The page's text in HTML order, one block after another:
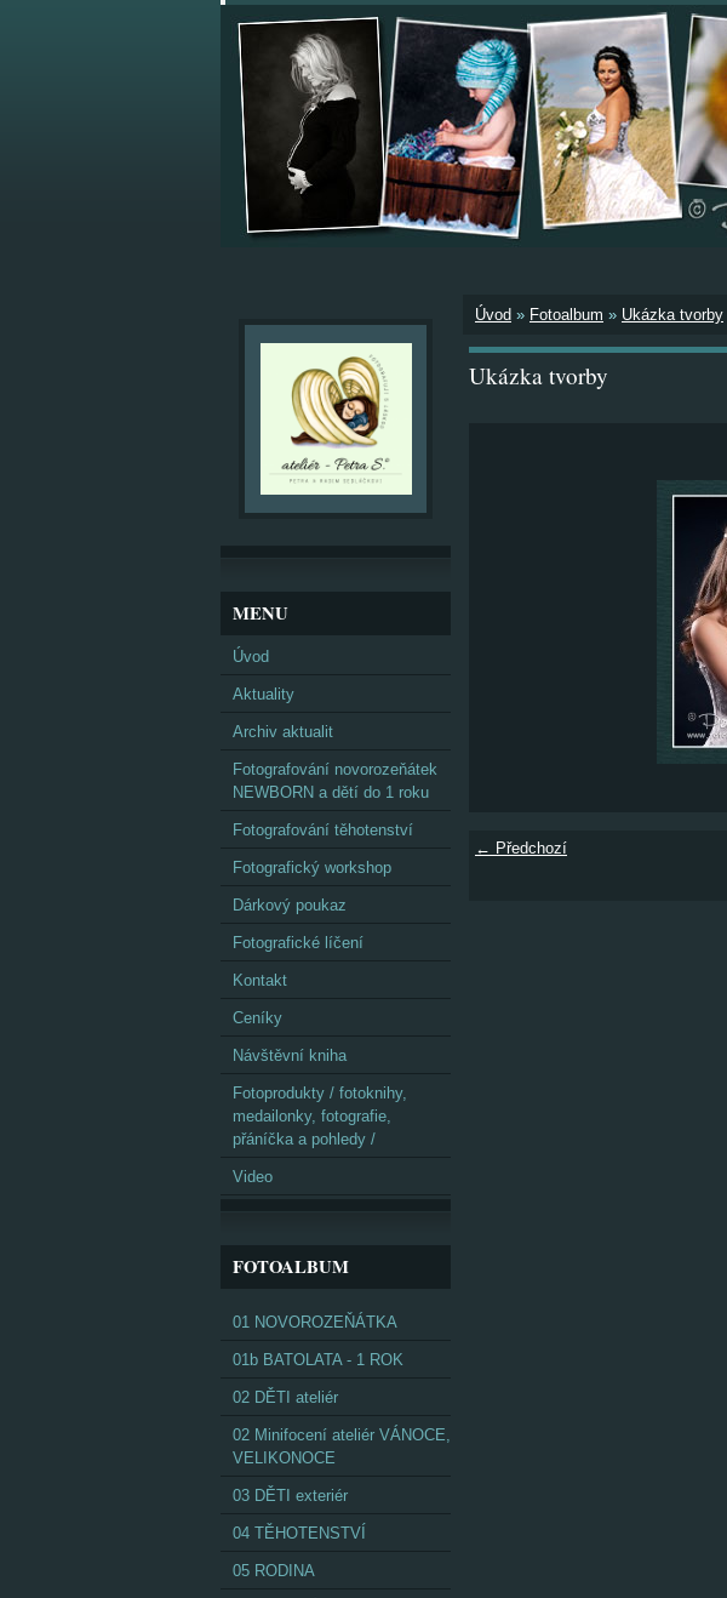
Úvod » Fotoalbum » Ukázka tvorby
Ukázka tvorby
← Předchozí
MENU
Úvod
Aktuality
Archiv aktualit
Fotografování novorozeňátek
NEWBORN a dětí do 1 roku
Fotografování těhotenství
Fotografický workshop
Dárkový poukaz
Fotografické líčení
Kontakt
Ceníky
Návštěvní kniha
Fotoprodukty / fotoknihy,
medailonky, fotografie,
přáníčka a pohledy /
Video
FOTOALBUM
01 NOVOROZEŇÁTKA
01b BATOLATA - 1 ROK
02 DĚTI ateliér
02 Minifocení ateliér VÁNOCE,
VELIKONOCE
03 DĚTI exteriér
04 TĚHOTENSTVÍ
05 RODINA